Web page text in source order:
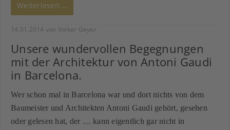
Weiterlesen …
14.01.2014 von Volker Geyer
Unsere wundervollen Begegnungen
mit der Architektur von Antoni Gaudi
in Barcelona.
Wer schon mal in Barcelona war und dort nichts von dem
Baumeister und Architekten Antoni Gaudi gehört, gesehen
oder gelesen hat, der … kann eigentlich gar nicht in